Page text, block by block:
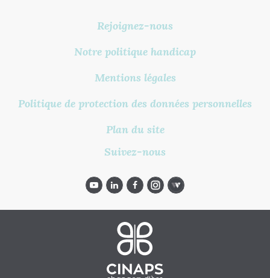
Rejoignez-nous
Notre politique handicap
Mentions légales
Politique de protection des données personnelles
Plan du site
Suivez-nous